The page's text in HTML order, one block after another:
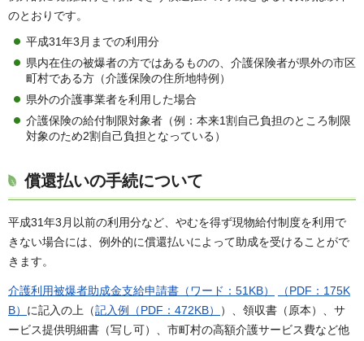
のとおりです。
平成31年3月までの利用分
県内在住の被爆者の方ではあるものの、介護保険者が県外の市区
町村である方（介護保険の住所地特例）
県外の介護事業者を利用した場合
介護保険の給付制限対象者（例：本来1割自己負担のところ制限
対象のため2割自己負担となっている）
償還払いの手続について
平成31年3月以前の利用分など、やむを得ず現物給付制度を利用で
きない場合には、例外的に償還払いによって助成を受けることがで
きます。
介護利用被爆者助成金支給申請書（ワード：51KB）
（PDF：175K
B） に記入の上（記入例（PDF：472KB）
）、領収書（原本）、サ
ービス提供明細書（写し可）、市町村の高額介護サービス費など他